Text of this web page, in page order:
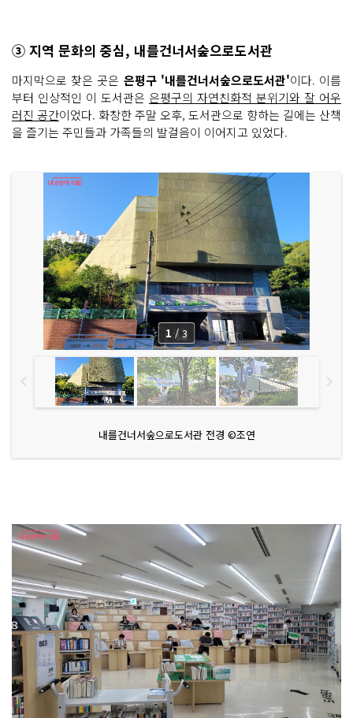
③ 지역 문화의 중심, 내를건너서숲으로도서관
마지막으로 찾은 곳은 은평구 '내를건너서숲으로도서관'이다. 이름
부터 인상적인 이 도서관은 은평구의 자연친화적 분위기와 잘 어우
러진 공간이었다. 화창한 주말 오후, 도서관으로 향하는 길에는 산책
을 즐기는 주민들과 가족들의 발걸음이 이어지고 있었다.
내를건너서숲으로도서관 전경 ©조연
1 / 3